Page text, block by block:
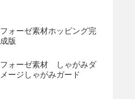
フォーゼ素材ホッピング完
成版
フォーゼ素材 しゃがみダ
メージしゃがみガード